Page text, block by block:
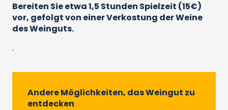
Bereiten Sie etwa 1,5 Stunden Spielzeit (15€)
vor, gefolgt von einer Verkostung der Weine
des Weinguts.
.
Andere Möglichkeiten, das Weingut zu
entdecken